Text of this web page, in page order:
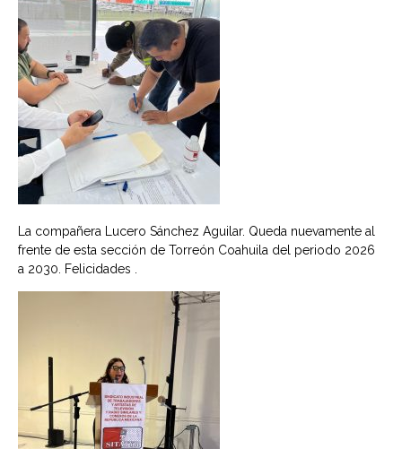
La compañera Lucero Sánchez Aguilar. Queda nuevamente al
frente de esta sección de Torreón Coahuila del periodo 2026
a 2030. Felicidades .